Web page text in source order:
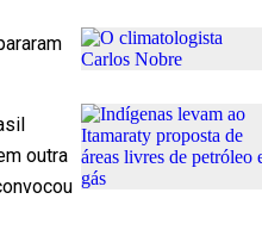
outra